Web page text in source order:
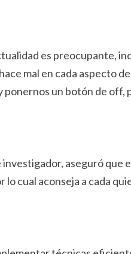
es preocupante,
mal en cada aspecto
un botón de off,
aseguró que
cual aconseja a cada